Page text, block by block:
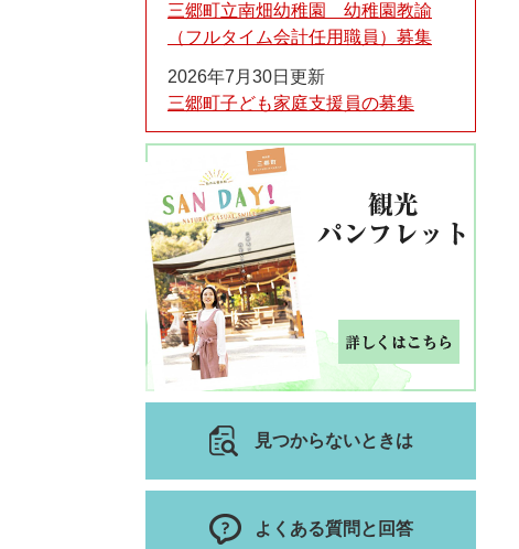
三郷町立南畑幼稚園 幼稚園教諭
（フルタイム会計任用職員）募集
2026年7月30日更新
三郷町子ども家庭支援員の募集
見つからないときは
よくある質問と回答